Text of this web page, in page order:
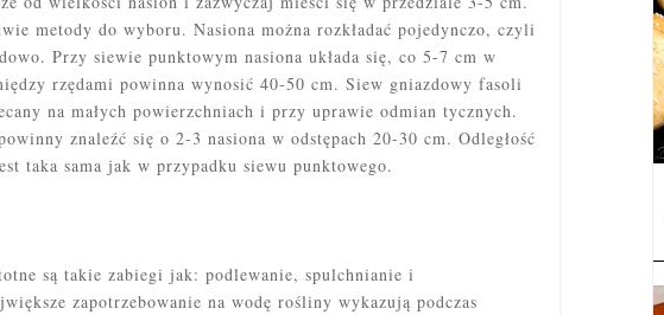
metody do wyboru. Nasiona można rozkładać pojedynczo, czyli
Przy siewie punktowym nasiona układa się, co 5-7 cm w
rzędami powinna wynosić 40-50 cm. Siew gniazdowy fasoli
na małych powierzchniach i przy uprawie odmian tycznych.
znaleźć się o 2-3 nasiona w odstępach 20-30 cm. Odległość
taka sama jak w przypadku siewu punktowego.
są takie zabiegi jak: podlewanie, spulchnianie i
zapotrzebowanie na wodę rośliny wykazują podczas